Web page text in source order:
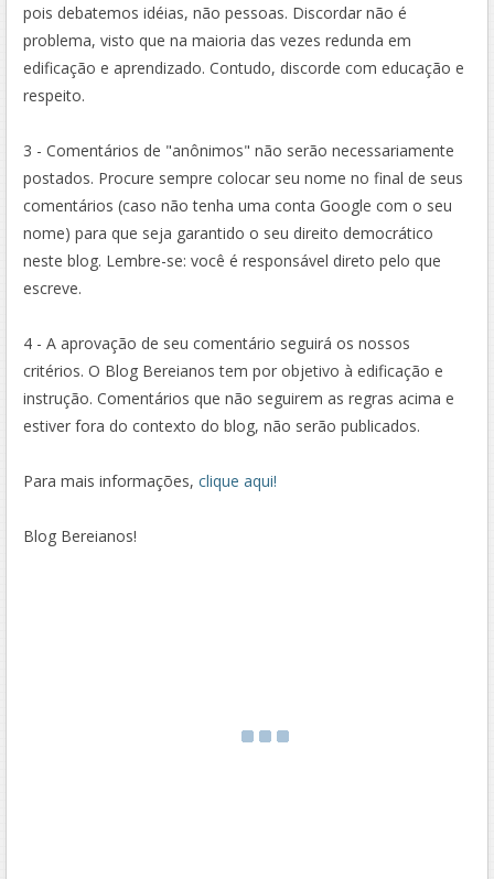
pois debatemos idéias, não pessoas. Discordar não é
problema, visto que na maioria das vezes redunda em
edificação e aprendizado. Contudo, discorde com educação e
respeito.
3 - Comentários de "anônimos" não serão necessariamente
postados. Procure sempre colocar seu nome no final de seus
comentários (caso não tenha uma conta Google com o seu
nome) para que seja garantido o seu direito democrático
neste blog. Lembre-se: você é responsável direto pelo que
escreve.
4 - A aprovação de seu comentário seguirá os nossos
critérios. O Blog Bereianos tem por objetivo à edificação e
instrução. Comentários que não seguirem as regras acima e
estiver fora do contexto do blog, não serão publicados.
Para mais informações, clique aqui!
Blog Bereianos!